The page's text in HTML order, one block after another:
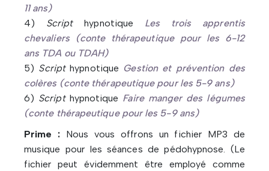
11 ans)
4) Scripthypnotique Les trois apprentis
chevaliers (conte thérapeutique pour les 6-12
ans TDA ou TDAH)
5) Scripthypnotique Gestion et prévention des
colères (conte thérapeutique pour les 5-9 ans)
6) Scripthypnotique Faire manger des légumes
(conte thérapeutique pour les 5-9 ans)
Prime : Nous vous offrons un fichier MP3 de
musique pour les séances de pédohypnose. (Le
fichier peut évidemment être employé comme